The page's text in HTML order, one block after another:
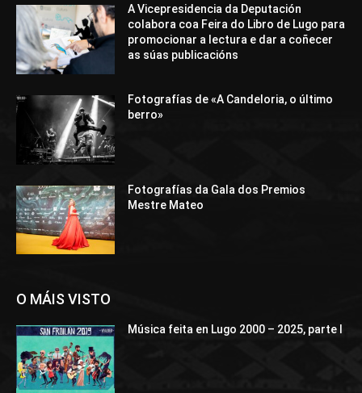
A Vicepresidencia da Deputación
colabora coa Feira do Libro de Lugo para
promocionar a lectura e dar a coñecer
as súas publicacións
Fotografías de «A Candeloria, o último
berro»
Fotografías da Gala dos Premios
Mestre Mateo
O MÁIS VISTO
Música feita en Lugo 2000 – 2025, parte I